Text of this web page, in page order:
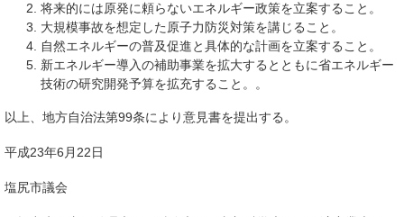
将来的には原発に頼らないエネルギー政策を立案すること。
大規模事故を想定した原子力防災対策を講じること。
自然エネルギーの普及促進と具体的な計画を立案すること。
新エネルギー導入の補助事業を拡大するとともに省エネルギー
技術の研究開発予算を拡充すること。。
以上、地方自治法第99条により意見書を提出する。
平成23年6月22日
塩尻市議会